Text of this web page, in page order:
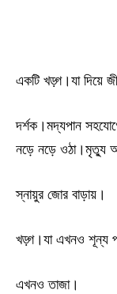
একটি খড়্গ।যা দিয়ে
দর্শক।মদ্যপান
নড়ে নড়ে ওঠা।মৃত্যু
স্নায়ুর জোর বাড়ায়।
খড়্গ।যা এখনও শূন্য
এখনও তাজা।